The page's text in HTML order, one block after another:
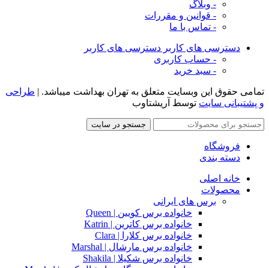
- وبلاگ
- قوانین و مقررات
- تماس با ما
دسترسی های کاربر دسترسی های کاربر
- حساب کاربری
- سبد خرید
تمامی حقوق این وبسایت متعلق به تهران بهداشت میباشد. | طراحی
و پشتیبانی سایت توسط آریشتاوب
جستجو در سایت
فروشگاه
دسته بندی
خانه اصلی
محصولات
برس های ایرانی
خانواده برس کویین | Queen
خانواده برس کاترین | Katrin
خانواده برس کلارا | Clara
خانواده برس مارشال | Marshal
خانواده برس شکیلا | Shakila